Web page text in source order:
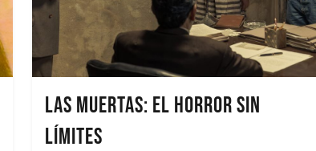
Las muertas: el horror sin
límites